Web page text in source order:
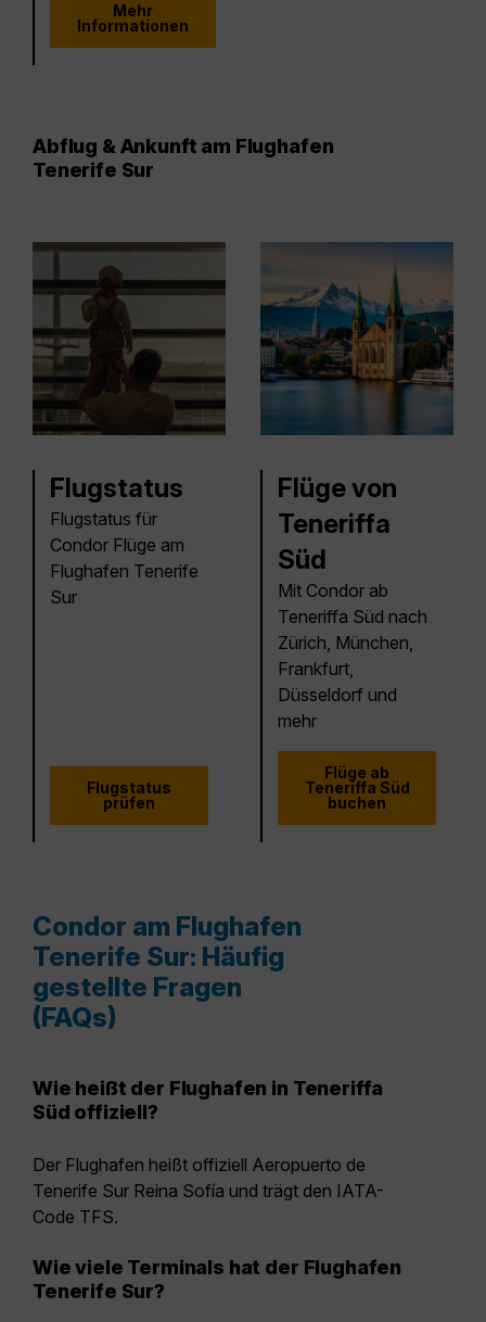
Mehr
Informationen
Abflug & Ankunft am Flughafen
Tenerife Sur
Flugstatus
Flugstatus für
Condor Flüge am
Flughafen Tenerife
Sur
Flugstatus
prüfen
Flüge von
Teneriffa
Süd
Mit Condor ab
Teneriffa Süd nach
Zürich, München,
Frankfurt,
Düsseldorf und
mehr
Flüge ab
Teneriffa Süd
buchen
Condor am Flughafen
Tenerife Sur: Häufig
gestellte Fragen
(FAQs)
Wie heißt der Flughafen in Teneriffa
Süd offiziell?
Der Flughafen heißt offiziell Aeropuerto de
Tenerife Sur Reina Sofía und trägt den IATA-
Code TFS.
Wie viele Terminals hat der Flughafen
Tenerife Sur?